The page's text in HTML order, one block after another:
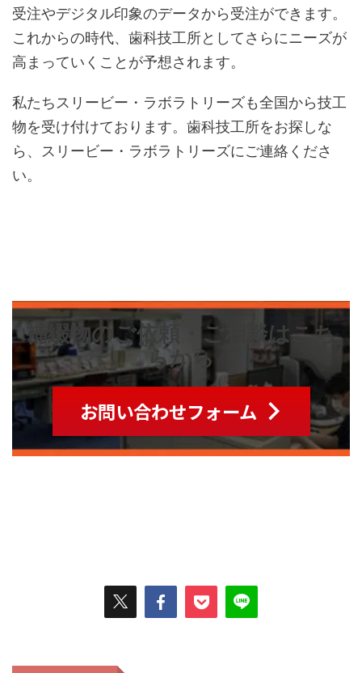
受注やデジタル印象のデータから受注ができます。
これからの時代、歯科技工所としてさらにニーズが
高まっていくことが予想されます。
私たちスリービー・ラボラトリーズも全国から技工
物を受け付けております。歯科技工所をお探しな
ら、スリービー・ラボラトリーズにご連絡くださ
い。
補綴物のご依頼・ご相談はこち
らから
お問い合わせフォーム